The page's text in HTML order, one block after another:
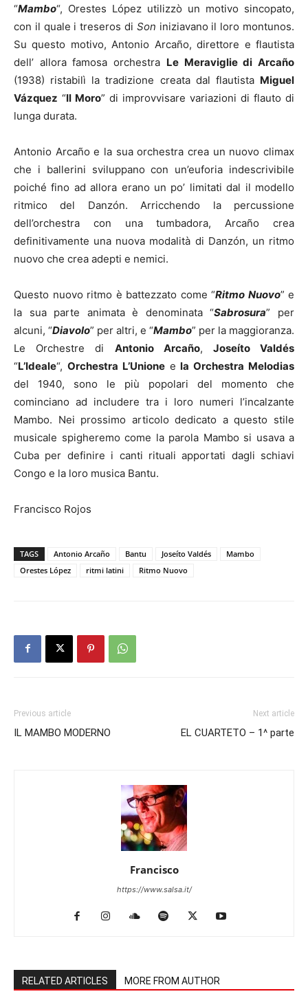
“Mambo“, Orestes López utilizzò un motivo sincopato,
con il quale i treseros di Son iniziavano il loro montunos.
Su questo motivo, Antonio Arcaño, direttore e flautista
dell’ allora famosa orchestra Le Meraviglie di Arcaño
(1938) ristabilì la tradizione creata dal flautista Miguel
Vázquez “Il Moro” di improvvisare variazioni di flauto di
lunga durata.
Antonio Arcaño e la sua orchestra crea un nuovo climax
che i ballerini sviluppano con un’euforia indescrivibile
poiché fino ad allora erano un po’ limitati dal il modello
ritmico del Danzón. Arricchendo la percussione
dell’orchestra con una tumbadora, Arcaño crea
definitivamente una nuova modalità di Danzón, un ritmo
nuovo che crea adepti e nemici.
Questo nuovo ritmo è battezzato come “Ritmo Nuovo” e
la sua parte animata è denominata “Sabrosura” per
alcuni, “Diavolo” per altri, e “Mambo” per la maggioranza.
Le Orchestre di Antonio Arcaño, Joseíto Valdés
“L’Ideale“, Orchestra L’Unioneela Orchestra Melodias
del 1940, sono le più popolari del momento che
cominciano ad includere tra i loro numeri l’incalzante
Mambo. Nei prossimo articolo dedicato a questo stile
musicale spigheremo come la parola Mambo si usava a
Cuba per definire i canti rituali apportati dagli schiavi
Congo e la loro musica Bantu.
Francisco Rojos
TAGS Antonio Arcaño Bantu Joseíto Valdés
Mambo
Orestes López
ritmi latini Ritmo Nuovo
Previous article
IL MAMBO MODERNO
Next article
EL CUARTETO – 1^ parte
Francisco
https://www.salsa.it/
RELATED ARTICLES MORE FROM AUTHOR